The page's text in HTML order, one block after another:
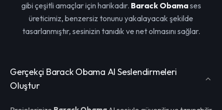
gibi çeşitli amaçlar için harikadır. Barack Obamases
üreticimiz, benzersiz tonunu yakalayacak şekilde
tasarlanmıştır, sesinizin tanıdık ve net olmasını sağlar.
Gerçekçi Barack Obama AI Seslendirmeleri
Oluştur